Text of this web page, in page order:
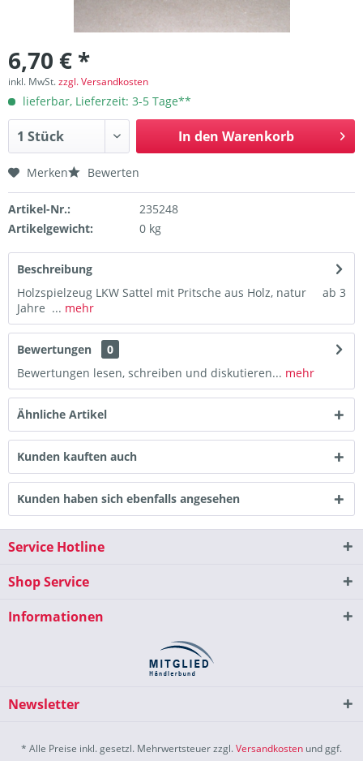
6,70 € *
inkl. MwSt.zzgl. Versandkosten
lieferbar, Lieferzeit: 3-5 Tage**
In den Warenkorb
Merken Bewerten
Artikel-Nr.:
235248
Artikelgewicht:
0 kg
Beschreibung
Holzspielzeug LKW Sattel mit Pritsche aus Holz, natur ab 3
Jahre ... mehr
Bewertungen
0
Bewertungen lesen, schreiben und diskutieren... mehr
Ähnliche Artikel
Kunden kauften auch
Kunden haben sich ebenfalls angesehen
Service Hotline
Shop Service
Informationen
Newsletter
* Alle Preise inkl. gesetzl. Mehrwertsteuer zzgl.Versandkosten und ggf.